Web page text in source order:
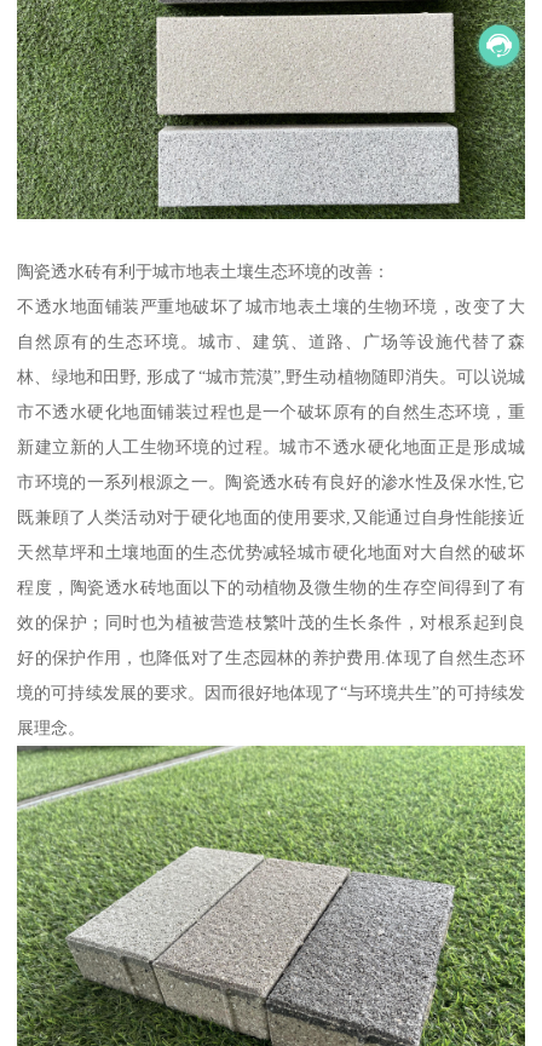
陶瓷透水砖有利于城市地表土壤生态环境的改善：
不透水地面铺装严重地破坏了城市地表土壤的生物环境，改变了大
自然原有的生态环境。城市、建筑、道路、广场等设施代替了森
林、绿地和田野, 形成了“城市荒漠”,野生动植物随即消失。可以说城
市不透水硬化地面铺装过程也是一个破坏原有的自然生态环境，重
新建立新的人工生物环境的过程。城市不透水硬化地面正是形成城
市环境的一系列根源之一。陶瓷透水砖有良好的渗水性及保水性,它
既兼頋了人类活动对于硬化地面的使用要求,又能通过自身性能接近
天然草坪和土壤地面的生态优势减轻城市硬化地面对大自然的破坏
程度，陶瓷透水砖地面以下的动植物及微生物的生存空间得到了有
效的保护；同时也为植被营造枝繁叶茂的生长条件，对根系起到良
好的保护作用，也降低对了生态园林的养护费用.体现了自然生态环
境的可持续发展的要求。因而很好地体现了“与环境共生”的可持续发
展理念。